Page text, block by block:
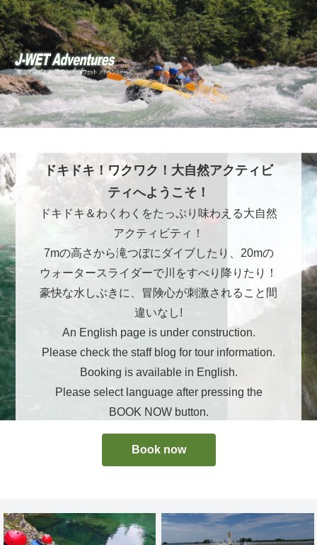
ドキドキ！ワクワク！大自然アクティビ
ティへようこそ！
ドキドキ＆わくわくをたっぷり味わえる大自然
アクティビティ！
7mの高さから滝つぼにダイブしたり、20mの
ウォータースライダーで川をすべり降りたり！
豪快な水しぶきに、冒険心が刺激されること間
違いなし!
An English page is under construction.
Please check the staff blog for tour information.
Booking is available in English.
Please select language after pressing the
BOOK NOW button.
Book now